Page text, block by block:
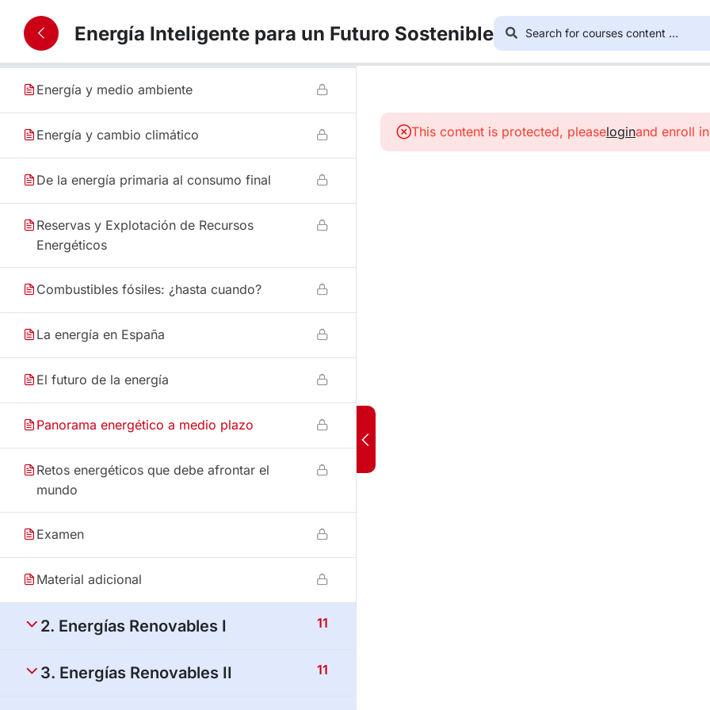
1. Panorama energético 11
Energía y medio ambiente
Energía y cambio climático
De la energía primaria al consumo final
Reservas y Explotación de Recursos
Energéticos
Combustibles fósiles: ¿hasta cuando?
La energía en España
El futuro de la energía
Panorama energético a medio plazo
Retos energéticos que debe afrontar el
mundo
Examen
Material adicional
2. Energías Renovables I 11
3. Energías Renovables II 11
Energía Inteligente para un Futuro Sostenible
This content is protected, pleaseloginand enroll